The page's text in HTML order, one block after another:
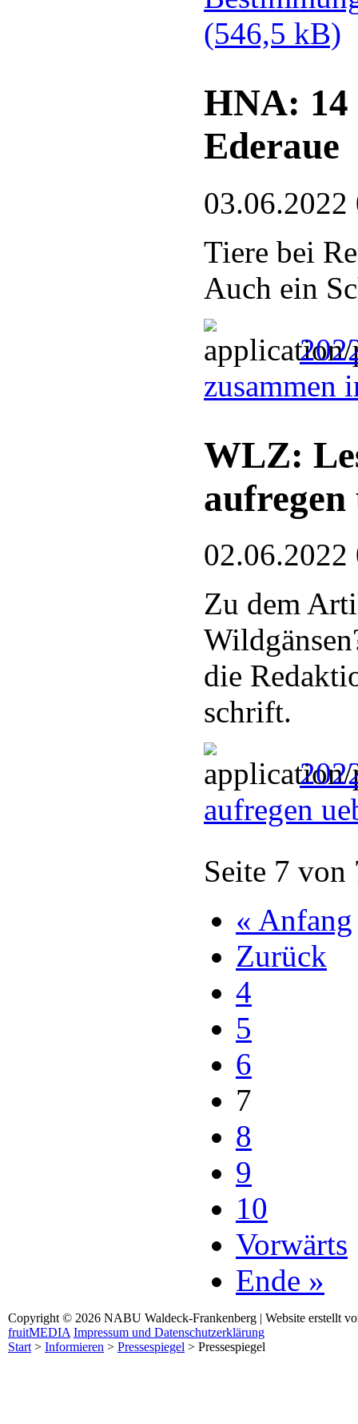
(546,5 kB)
HNA: 14
Ederaue
03.06.2022
Tiere bei
Auch ein
zusammen
WLZ:
aufregen
02.06.2022
Zu dem
die
schrift.
aufregen
Seite 7 von
« Anfang
Zurück
4
5
6
7
8
9
10
Vorwärts
Ende »
Copyright © 2026 NABU Waldeck-Frankenberg | Website erstellt
fruitMEDIA Impressum und Datenschutzerklärung
Start> Informieren > Pressespiegel > Pressespiegel